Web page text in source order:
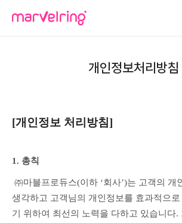
개인정보처리방침
[개인정보 처리방침]
1. 총칙
생각하고 고객님의 개인정보를 효과적으
기 위하여 최선의 노력을 다하고 있습니다.